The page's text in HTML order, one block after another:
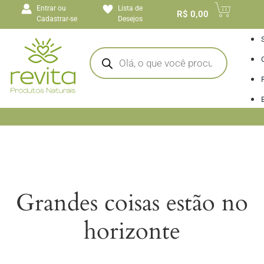
conteúdoEntrar ou
Cadastrar-se
Lista de
Desejos
R$ 0,00
Grandes coisas estão no
horizonte